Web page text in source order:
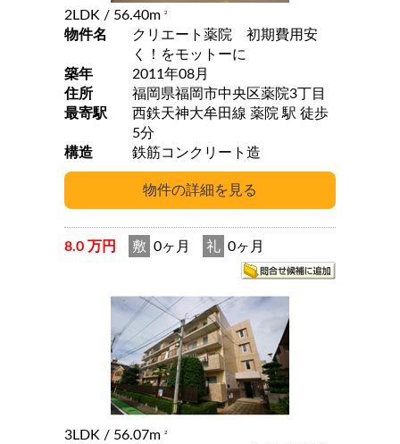
2LDK / 56.40m 2
物件名
クリエート薬院 初期費用安
く！をモットーに
築年
2011年08月
住所
福岡県福岡市中央区薬院3丁目
最寄駅
西鉄天神大牟田線 薬院 駅 徒歩
5分
構造
鉄筋コンクリート造
8.0 万円 敷 0ヶ月 礼 0ヶ月
3LDK / 56.07m 2